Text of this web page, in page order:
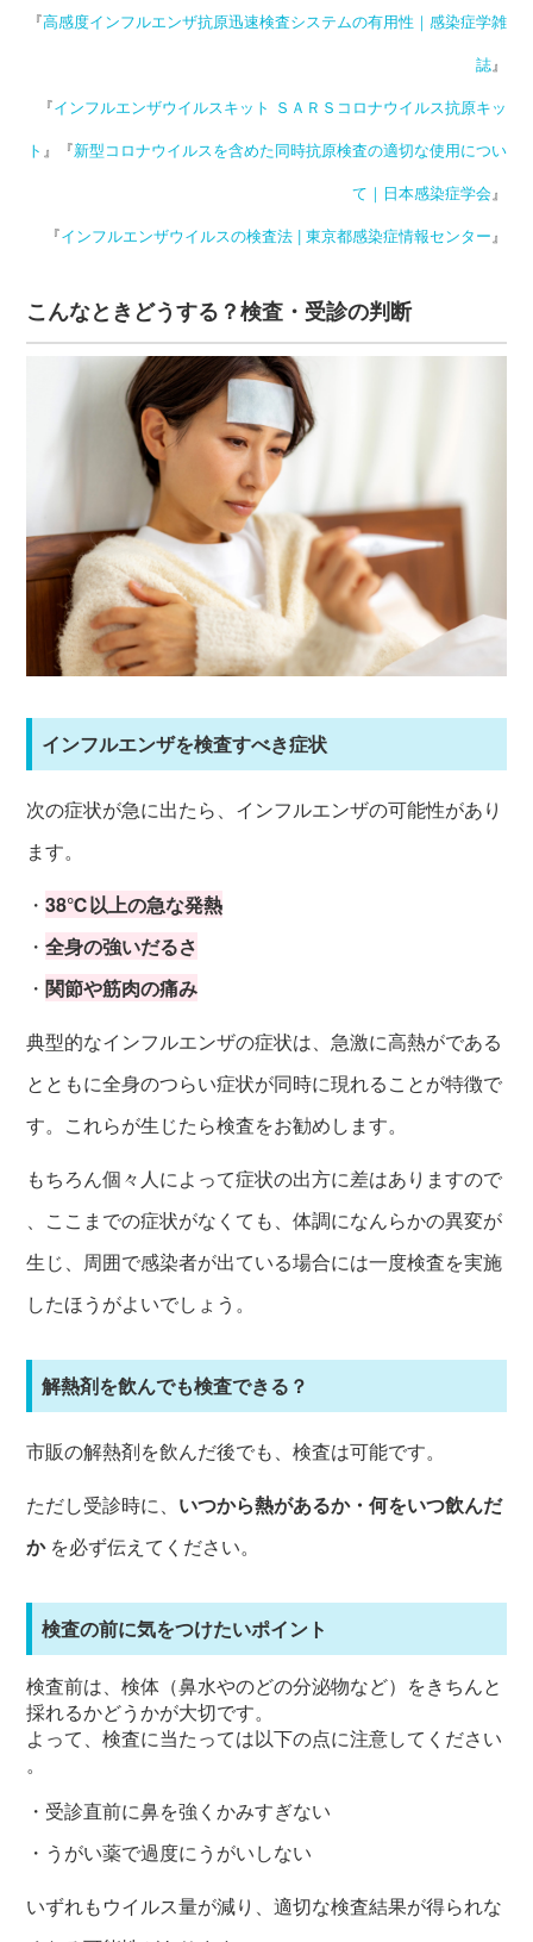
『高感度インフルエンザ抗原迅速検査システムの有用性｜感染症学雑
誌』
『インフルエンザウイルスキット ＳＡＲＳコロナウイルス抗原キッ
ト 』 『新型コロナウイルスを含めた同時抗原検査の適切な使⽤につい
て｜日本感染症学会』
『インフルエンザウイルスの検査法 | 東京都感染症情報センター』
こんなときどうする？検査・受診の判断
インフルエンザを検査すべき症状
次の症状が急に出たら、インフルエンザの可能性があり
ます。
・38℃以上の急な発熱
・全身の強いだるさ
・関節や筋肉の痛み
典型的なインフルエンザの症状は、急激に高熱がである
とともに全身のつらい症状が同時に現れることが特徴で
す。これらが生じたら検査をお勧めします。
もちろん個々人によって症状の出方に差はありますので
、ここまでの症状がなくても、体調になんらかの異変が
生じ、周囲で感染者が出ている場合には一度検査を実施
したほうがよいでしょう。
解熱剤を飲んでも検査できる？
市販の解熱剤を飲んだ後でも、検査は可能です。
ただし受診時に、 いつから熱があるか・何をいつ飲んだ
かを必ず伝えてください。
検査の前に気をつけたいポイント
検査前は、検体（鼻水やのどの分泌物など）をきちんと
採れるかどうかが大切です。
よって、検査に当たっては以下の点に注意してください
。
・受診直前に鼻を強くかみすぎない
・うがい薬で過度にうがいしない
いずれもウイルス量が減り、適切な検査結果が得られな